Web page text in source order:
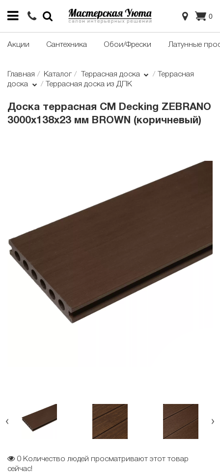
0
Акции Сантехника Обои/Фрески Латунные
Главная Каталог Террасная доска
Террасная
доска
Террасная доска из ДПК
Доска террасная CM Decking ZEBRANO
3000x138x23 мм BROWN (коричневый)
0 Количество людей просматривают этот товар
сейчас!